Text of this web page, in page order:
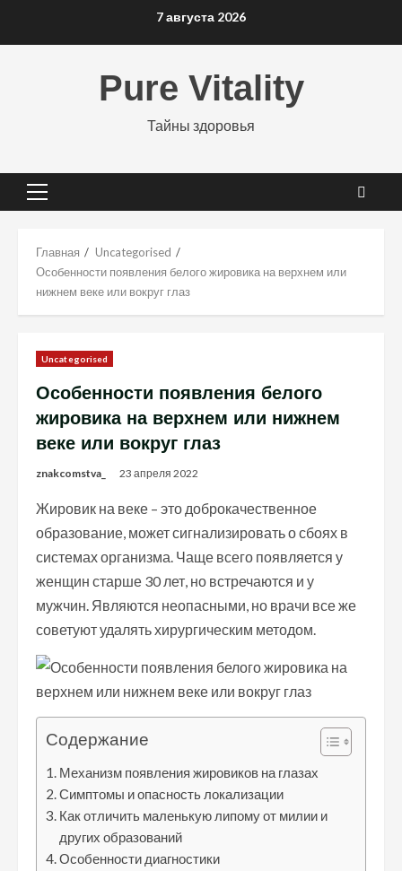
7 августа 2026
Pure Vitality
Тайны здоровья
Основное
Главная
Uncategorised
Особенности появления белого жировика на верхнем или
нижнем веке или вокруг глаз
Uncategorised
Особенности появления белого
жировика на верхнем или нижнем
веке или вокруг глаз
znakcomstva_ 23 апреля 2022
Жировик на веке – это доброкачественное
образование, может сигнализировать о сбоях в
системах организма. Чаще всего появляется у
женщин старше 30 лет, но встречаются и у
мужчин. Являются неопасными, но врачи все же
советуют удалять хирургическим методом.
Содержание
Механизм появления жировиков на глазах
Симптомы и опасность локализации
Как отличить маленькую липому от милии и
других образований
Особенности диагностики